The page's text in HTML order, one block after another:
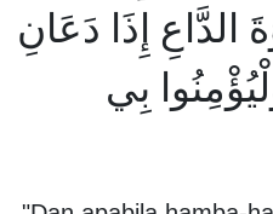
إِذَا دَعَانِ
بِي